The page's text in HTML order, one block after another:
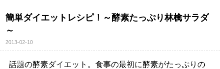
簡単ダイエットレシピ！～酵素たっぷり林檎サラダ
～
2013-02-10
話題の酵素ダイエット。食事の最初に酵素がたっぷりの